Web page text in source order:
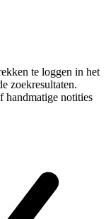
te loggen in het
zoekresultaten.
handmatige notities